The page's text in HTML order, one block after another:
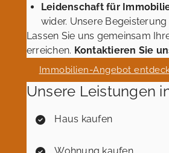
Leidenschaft für
wider. Unsere
Lassen Sie uns gemeinsam
erreichen. Kontaktieren Sie
Immobilien-Angebot
Unsere Leistungen
Haus kaufen